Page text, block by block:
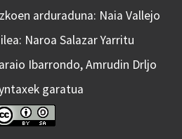
arduraduna: Naia Vallejo
Naroa Salazar Yarritu
Ibarrondo, Amrudin Drljo
garatua